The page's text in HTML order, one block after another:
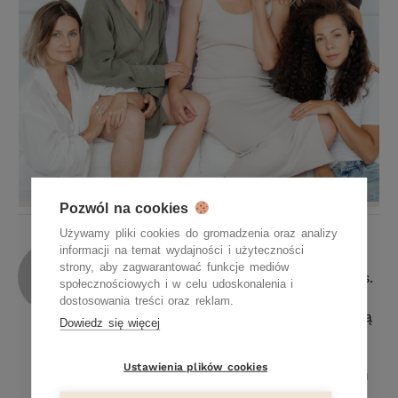
Magda
Magdalena Matyga-Kruk, ekspert ds.
kosmetologii Kosmetologia i
wszystko, co związane z pielęgnacją
skóry, to moja pasja. Żeby nie
uczyniłam… pracę. Od ponad pięciu
Pozwól na cookies
Używamy pliki cookies do gromadzenia oraz analizy
informacji na temat wydajności i użyteczności
strony, aby zagwarantować funkcje mediów
społecznościowych i w celu udoskonalenia i
dostosowania treści oraz reklam.
Dowiedz się więcej
Ustawienia plików cookies